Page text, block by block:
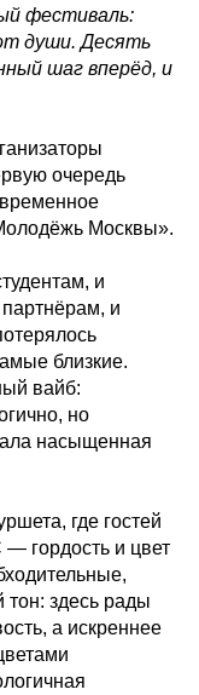
фестиваль:
души. Десять
шаг вперёд, и
очередь
Москвы».
и
и
близкие.
вайб:
но
насыщенная
где гостей
— гордость и цвет
тон: здесь рады
а искреннее